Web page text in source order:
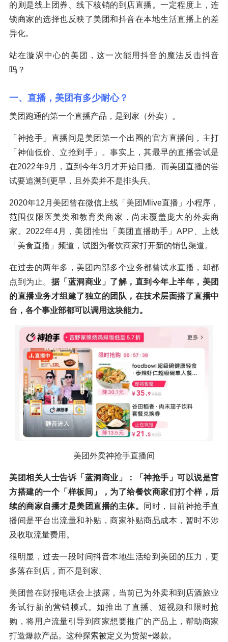
的则是线上团券、线下核销的到店直播。一定程度上，连
锁商家的选择也反映了美团和抖音在本地生活直播上的差
异化。
站在漩涡中心的美团，这一次能用抖音的魔法反击抖音
吗？
一、直播，美团有多少耐心？
美团跑通的第一个直播产品，是到家（外卖）。
「神抢手」直播间是美团第一个出圈的官方直播间，主打
「神仙低价、立抢到手」。事实上，其最早的直播尝试是
在2022年9月，直到今年3月才开始日播。而美团直播的尝
试要追溯到更早，且外卖并不是排头兵。
2020年12月美团曾在微信上线「美团Mlive直播」小程序，
范围仅限医美类和教育类商家，尚未覆盖庞大的外卖商
家。2022年4月，美团推出「美团直播助手」APP、上线
「美食直播」频道，试图为餐饮商家打开新的销售渠道。
在过去的两年多，美团内部多个业务都曾试水直播，却都
点到为止。 据「蓝洞商业」了解，直到今年上半年，美团
的直播业务才组建了独立的团队，在技术层面搭了直播中
台，各个事业部都可以调用这块能力。
美团外卖神抢手直播间
美团相关人士告诉「蓝洞商业」：「神抢手」可以说是官
方搭建的一个「样板间」，为了给餐饮商家们打个样，后
续的商家自播才是美团直播的主体。
同时，目前神抢手直
播间是平台出流量和补贴，商家补贴商品成本，暂时不涉
及收取流量费用。
很明显，过去一段时间抖音本地生活给到美团的压力，更
多落在到店，而不是到家。
美团曾在财报电话会上披露，当前已为外卖和到店酒旅业
务试行新的营销模式。如推出了直播、短视频和限时抢
购，将用户流量引导到商家想要推广的产品上，帮助商家
打造爆款产品。这种探索被定义为货架+爆款。